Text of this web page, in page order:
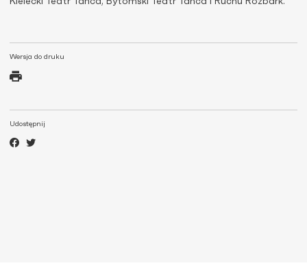
Wersja do druku
Udostępnij